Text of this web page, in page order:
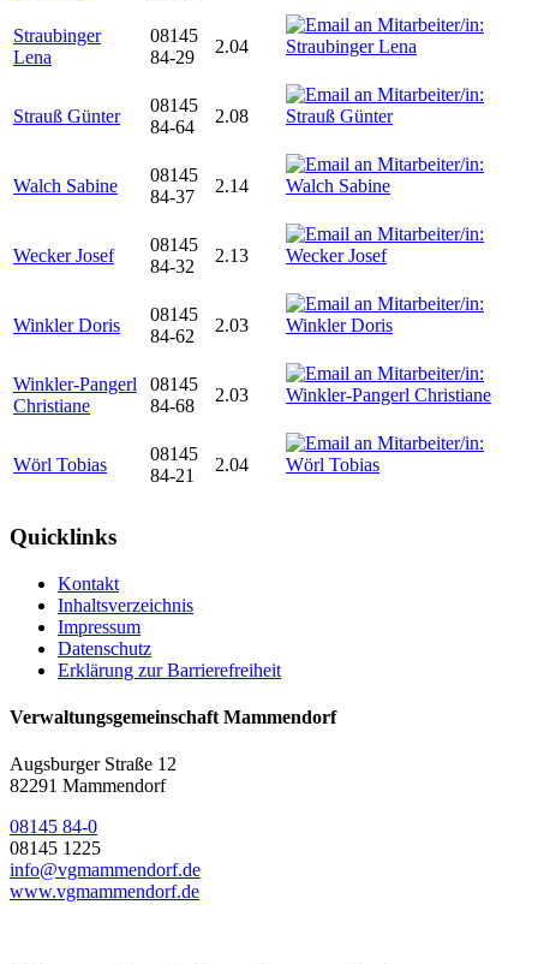
Straubinger
Lena
08145
84-29
2.04
Strauß Günter
08145
84-64
2.08
Walch Sabine
08145
84-37
2.14
Wecker Josef
08145
84-32
2.13
Winkler Doris
08145
84-62
2.03
Winkler-Pangerl
Christiane
08145
84-68
2.03
Wörl Tobias
08145
84-21
2.04
Quicklinks
Kontakt
Inhaltsverzeichnis
Impressum
Datenschutz
Erklärung zur Barrierefreiheit
Verwaltungsgemeinschaft Mammendorf
Augsburger Straße 12
82291 Mammendorf
08145 84-0
08145 1225
info@vgmammendorf.de
www.vgmammendorf.de